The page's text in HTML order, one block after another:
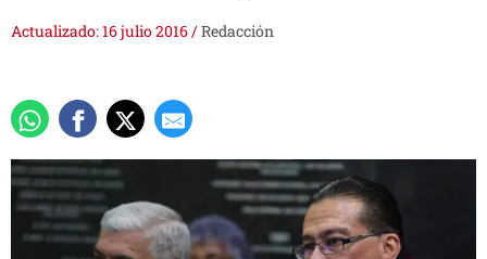
Actualizado: 16 julio 2016/Redacción